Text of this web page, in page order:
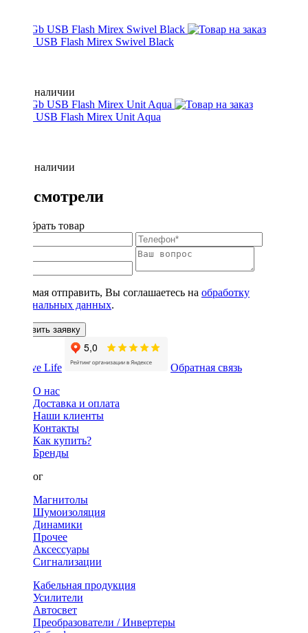
16 Gb USB Flash Mirex Swivel Black
Нет в наличии
16 Gb USB Flash Mirex Unit Aqua
Нет в наличии
Вы смотрели
Подобрать товар
Нажимая отправить, Вы соглашаетесь на обработку
персональных данных.
Оставить заявку
Обратная связь
О нас
Доставка и оплата
Наши клиенты
Контакты
Как купить?
Бренды
Каталог
Магнитолы
Шумоизоляция
Динамики
Прочее
Аксессуары
Сигнализации
Кабельная продукция
Усилители
Автосвет
Преобразователи / Инвертеры